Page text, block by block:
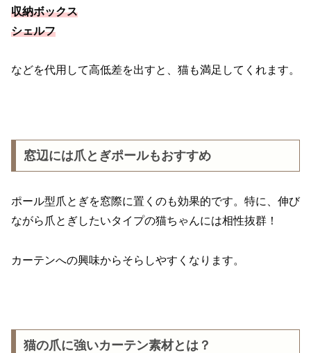
収納ボックス
シェルフ
などを代用して高低差を出すと、猫も満足してくれます。
窓辺には爪とぎポールもおすすめ
ポール型爪とぎを窓際に置くのも効果的です。特に、伸び
ながら爪とぎしたいタイプの猫ちゃんには相性抜群！
カーテンへの興味からそらしやすくなります。
猫の爪に強いカーテン素材とは？